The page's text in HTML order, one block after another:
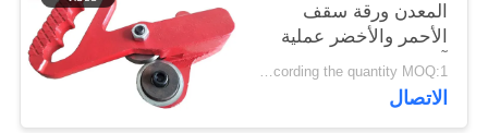
المعدن ورقة سقف
الأحمر والأخضر عملية
آمنة التشغيل
Negotiable,according the quantity MOQ:1 مجموعة
الاتصال